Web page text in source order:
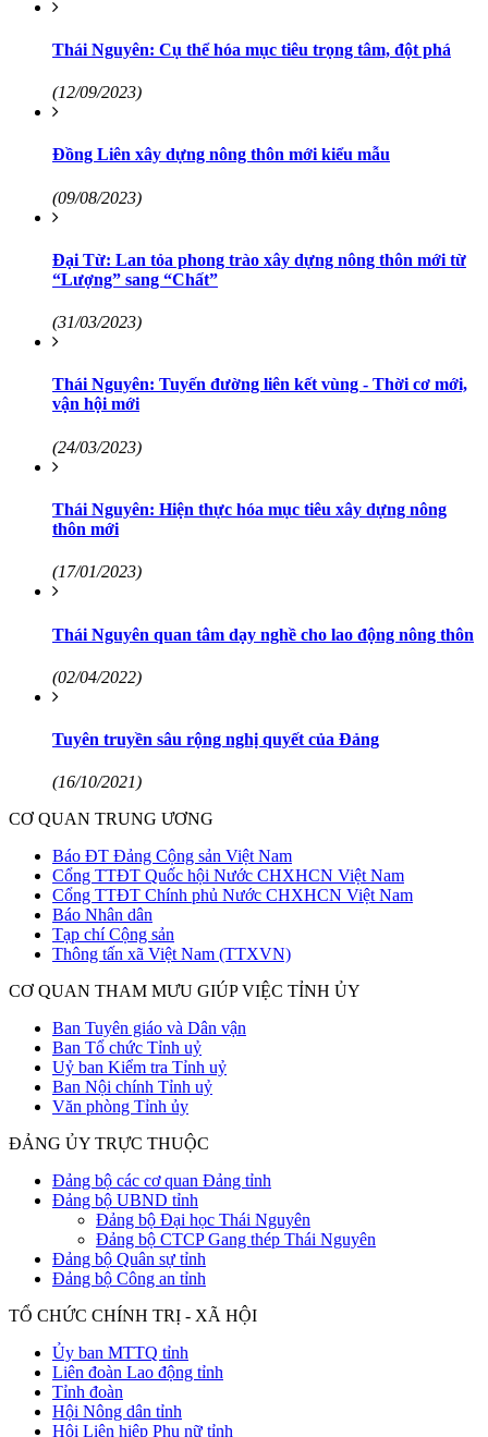
Thái Nguyên: Cụ thể hóa mục tiêu trọng tâm, đột phá
(12/09/2023)
Đồng Liên xây dựng nông thôn mới kiểu mẫu
(09/08/2023)
Đại Từ: Lan tỏa phong trào xây dựng nông thôn mới từ
“Lượng” sang “Chất”
(31/03/2023)
Thái Nguyên: Tuyến đường liên kết vùng - Thời cơ mới,
vận hội mới
(24/03/2023)
Thái Nguyên: Hiện thực hóa mục tiêu xây dựng nông
thôn mới
(17/01/2023)
Thái Nguyên quan tâm dạy nghề cho lao động nông thôn
(02/04/2022)
Tuyên truyền sâu rộng nghị quyết của Đảng
(16/10/2021)
CƠ QUAN TRUNG ƯƠNG
Báo ĐT Đảng Cộng sản Việt Nam
Cổng TTĐT Quốc hội Nước CHXHCN Việt Nam
Cổng TTĐT Chính phủ Nước CHXHCN Việt Nam
Báo Nhân dân
Tạp chí Cộng sản
Thông tấn xã Việt Nam (TTXVN)
CƠ QUAN THAM MƯU GIÚP VIỆC TỈNH ỦY
Ban Tuyên giáo và Dân vận
Ban Tổ chức Tỉnh uỷ
Uỷ ban Kiểm tra Tỉnh uỷ
Ban Nội chính Tỉnh uỷ
Văn phòng Tỉnh ủy
ĐẢNG ỦY TRỰC THUỘC
Đảng bộ các cơ quan Đảng tỉnh
Đảng bộ UBND tỉnh
Đảng bộ Đại học Thái Nguyên
Đảng bộ CTCP Gang thép Thái Nguyên
Đảng bộ Quân sự tỉnh
Đảng bộ Công an tỉnh
TỔ CHỨC CHÍNH TRỊ - XÃ HỘI
Ủy ban MTTQ tỉnh
Liên đoàn Lao động tỉnh
Tỉnh đoàn
Hội Nông dân tỉnh
Hội Liên hiệp Phụ nữ tỉnh